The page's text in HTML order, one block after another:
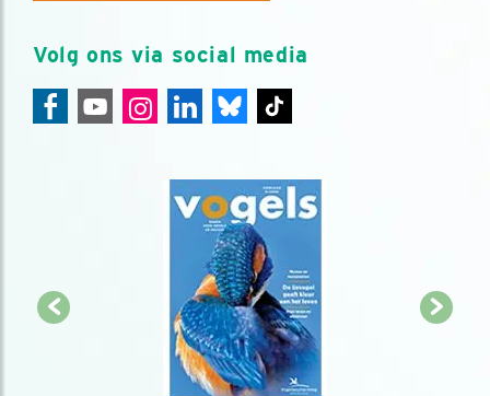
Volg ons via social media